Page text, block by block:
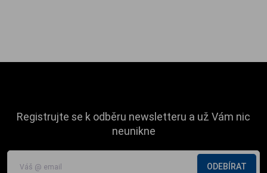
Registrujte se k odběru newsletteru a už Vám nic
neunikne
ODEBÍRAT